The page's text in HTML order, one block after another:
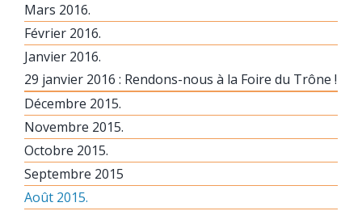
Mars 2016.
Février 2016.
Janvier 2016.
29 janvier 2016 : Rendons-nous à la Foire du Trône !
Décembre 2015.
Novembre 2015.
Octobre 2015.
Septembre 2015
Août 2015.